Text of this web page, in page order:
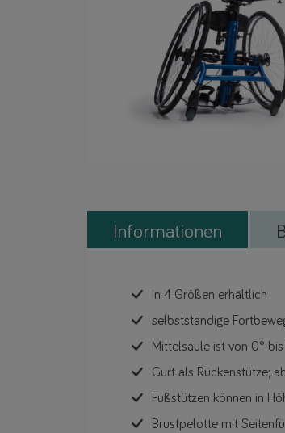
Informationen
in 4 Größen erhältlich
selbstständige
Mittelsäule ist von 0°
Gurt als Rückenstütze;
Fußstützen können in
Brustpelotte mit